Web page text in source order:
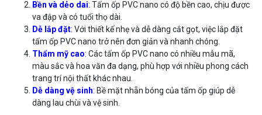
Bền và dẻo dai: Tấm ốp PVC nano có độ bền cao, chịu được
va đập và có tuổi thọ dài.
Dễ lắp đặt: Với thiết kế nhẹ và dễ dàng cắt gọt, việc lắp đặt
tấm ốp PVC nano trở nên đơn giản và nhanh chóng.
Thẩm mỹ cao: Các tấm ốp PVC nano có nhiều mẫu mã,
màu sắc và hoa văn đa dạng, phù hợp với nhiều phong cách
trang trí nội thất khác nhau.
Dễ dàng vệ sinh: Bề mặt nhẵn bóng của tấm ốp giúp dễ
dàng lau chùi và vệ sinh.